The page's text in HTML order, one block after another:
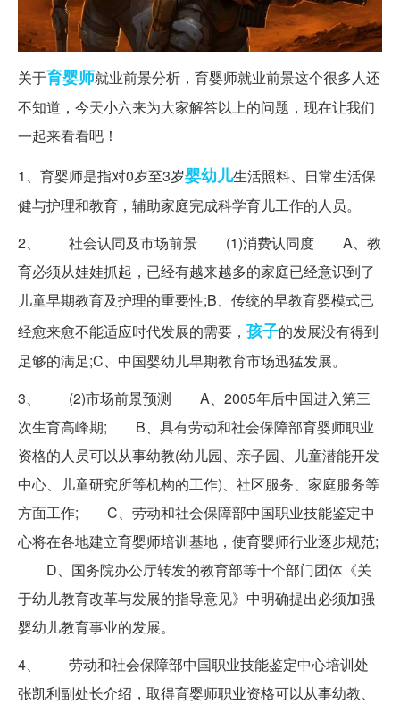
关于育婴师就业前景分析，育婴师就业前景这个很多人还
不知道，今天小六来为大家解答以上的问题，现在让我们
一起来看看吧！
1、育婴师是指对0岁至3岁婴幼儿生活照料、日常生活保
健与护理和教育，辅助家庭完成科学育儿工作的人员。
2、 社会认同及市场前景 (1)消费认同度 A、教
育必须从娃娃抓起，已经有越来越多的家庭已经意识到了
儿童早期教育及护理的重要性;B、传统的早教育婴模式已
经愈来愈不能适应时代发展的需要， 孩子的发展没有得到
足够的满足;C、中国婴幼儿早期教育市场迅猛发展。
3、 (2)市场前景预测 A、2005年后中国进入第三
次生育高峰期; B、具有劳动和社会保障部育婴师职业
资格的人员可以从事幼教(幼儿园、亲子园、儿童潜能开发
中心、儿童研究所等机构的工作)、社区服务、家庭服务等
方面工作; C、劳动和社会保障部中国职业技能鉴定中
心将在各地建立育婴师培训基地，使育婴师行业逐步规范;
D、国务院办公厅转发的教育部等十个部门团体《关
于幼儿教育改革与发展的指导意见》中明确提出必须加强
婴幼儿教育事业的发展。
4、 劳动和社会保障部中国职业技能鉴定中心培训处
张凯利副处长介绍，取得育婴师职业资格可以从事幼教、